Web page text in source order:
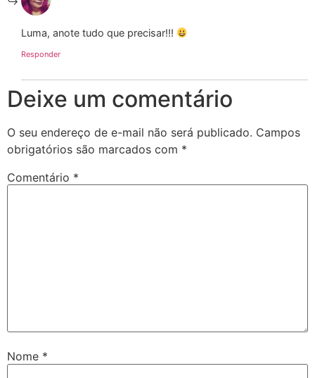
Luma, anote tudo que precisar!!!
Responder
Deixe um comentário
O seu endereço de e-mail não será publicado. Campos
obrigatórios são marcados com *
Comentário *
Nome *